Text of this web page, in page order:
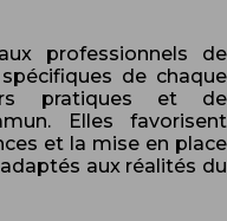
professionnels de
de chaque
pratiques et de
Elles favorisent
et la mise en place
aux réalités du